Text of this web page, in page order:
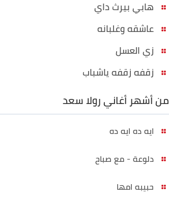
هابي بيرث داي
عاشقه وغلبانه
زي العسل
زقفه زقفه ياشباب
من أشهر أغاني رولا سعد
ايه ده ايه ده
دلوعة - مع صباح
حبيبه امها